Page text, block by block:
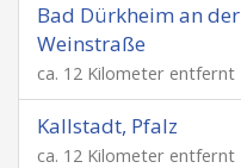
Bad Dürkheim an der
Weinstraße
ca. 12 Kilometer entfernt
Kallstadt, Pfalz
ca. 12 Kilometer entfernt